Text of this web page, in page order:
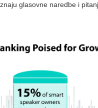
glasovne naredbe i